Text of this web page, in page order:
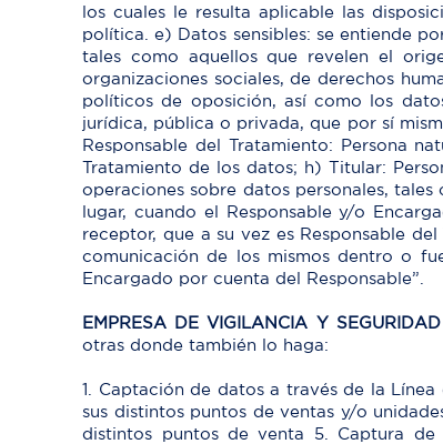
los cuales le resulta aplicable las
política. e) Datos sensibles: se entiende
tales como aquellos que revelen el
organizaciones sociales, de derechos
políticos de oposición, así como los
jurídica, pública o privada, que por sí
Responsable del Tratamiento: Persona
Tratamiento de los datos; h) Titular:
operaciones sobre datos personales,
lugar, cuando el Responsable y/o
receptor, que a su vez es Responsable
comunicación de los mismos dentro o
Encargado por cuenta del Responsable”.
EMPRESA DE VIGILANCIA Y
otras donde también lo haga:
1. Captación de datos a través de la
sus distintos puntos de ventas y/o
distintos puntos de venta 5. Captura